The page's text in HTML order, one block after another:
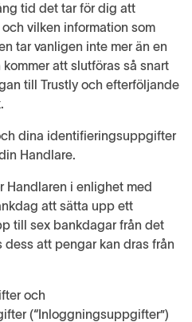
tid det tar för dig att
vilken information som
tar vanligen inte mer än en
att slutföras så snart
till Trustly och efterföljande
dina identifieringsuppgifter
Handlare.
Handlaren i enlighet med
att sätta upp ett
till sex bankdagar från det
att pengar kan dras från
och
(“Inloggningsuppgifter”)